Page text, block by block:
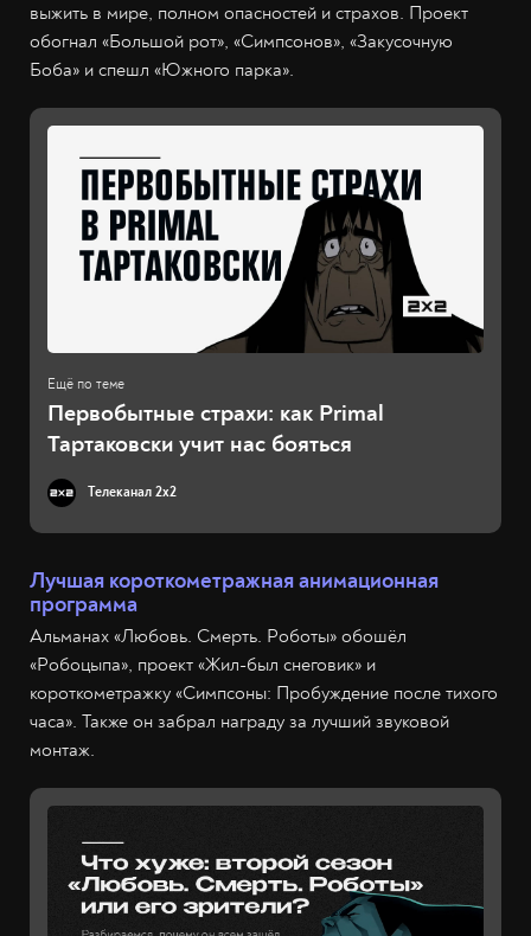
выжить в мире, полном опасностей и страхов. Проект
обогнал «Большой рот», «Симпсонов», «Закусочную
Боба» и спешл «Южного парка».
Первобытные страхи: как Primal
Тартаковски учит нас бояться
Телеканал 2x2
Лучшая короткометражная анимационная
программа
Альманах «Любовь. Смерть. Роботы» обошёл
«Робоцыпа», проект «Жил-был снеговик» и
короткометражку «Симпсоны: Пробуждение после тихого
часа». Также он забрал награду за лучший звуковой
монтаж.